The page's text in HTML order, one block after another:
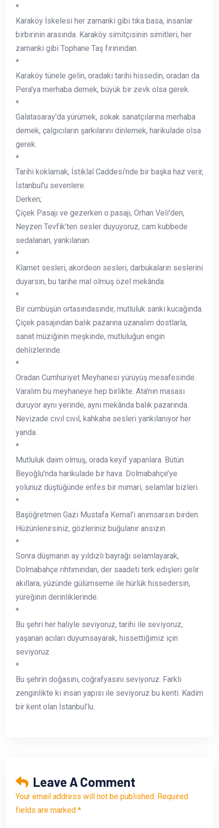
*
Karaköy İskelesi her zamanki gibi tıka basa, insanlar
birbirinin arasında. Karaköy simitçisinin simitleri, her
zamanki gibi Tophane Taş fırınından.
*
Karaköy tünele gelin, oradaki tarihi hissedin, oradan da
Pera'ya merhaba demek, büyük bir zevk olsa gerek.
*
Galatasaray'da yürümek, sokak sanatçılarına merhaba
demek, çalgıcıların şarkılarını dinlemek, harikulade olsa
gerek.
*
Tarihi koklamak, İstiklal Caddesi'nde bir başka haz verir,
İstanbul'u sevenlere.
Derken;
Çiçek Pasajı ve gezerken o pasajı, Orhan Veli'den,
Neyzen Tevfik’ten sesler duyuyoruz, cam kubbede
sedalanan, yankılanan.
*
Klarnet sesleri, akordeon sesleri, darbukaların seslerini
duyarsın, bu tarihe mal olmuş özel mekânda.
*
Bir cümbüşün ortasındasındır, mutluluk sanki kucağında.
Çiçek pasajından balık pazarına uzanalım dostlarla,
sanat müziğinin meşkinde, mutluluğun engin
dehlizlerinde.
*
Oradan Cumhuriyet Meyhanesi yürüyüş mesafesinde.
Varalım bu meyhaneye hep birlikte. Ata'nın masası
duruyor aynı yerinde, aynı mekânda balık pazarında.
Nevizade cıvıl cıvıl, kahkaha sesleri yankılanıyor her
yanda.
*
Mutluluk daim olmuş, orada keyif yapanlara. Bütün
Beyoğlu'nda harikulade bir hava. Dolmabahçe’ye
yolunuz düştüğünde enfes bir mimari, selamlar bizleri.
*
Başöğretmen Gazi Mustafa Kemal'i anımsarsın birden.
Hüzünlenirsiniz, gözleriniz buğulanır ansızın.
*
Sonra düşmanın ay yıldızlı bayrağı selamlayarak,
Dolmabahçe rıhtımından, der saadeti terk edişleri gelir
akıllara, yüzünde gülümseme ile hürlük hissedersin,
yüreğinin derinliklerinde.
*
Bu şehri her haliyle seviyoruz, tarihi ile seviyoruz,
yaşanan acıları duyumsayarak, hissettiğimiz için
seviyoruz.
*
Bu şehrin doğasını, coğrafyasını seviyoruz. Farklı
zenginlikte ki insan yapısı ile seviyoruz bu kenti. Kadim
bir kent olan İstanbul’lu.
Leave A Comment
Your email address will not be published. Required
fields are marked *